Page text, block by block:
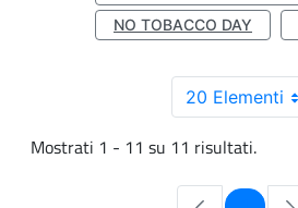
NO TOBACCO DAY
20 Elementi
Mostrati 1 - 11 su 11 risultati.